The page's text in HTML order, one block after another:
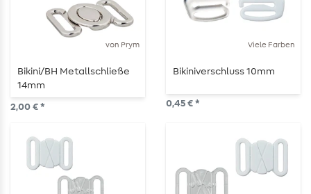
von Prym
Bikini/BH Metallschließe
14mm
2,00 € *
Viele Farben
Bikiniverschluss 10mm
0,45 € *